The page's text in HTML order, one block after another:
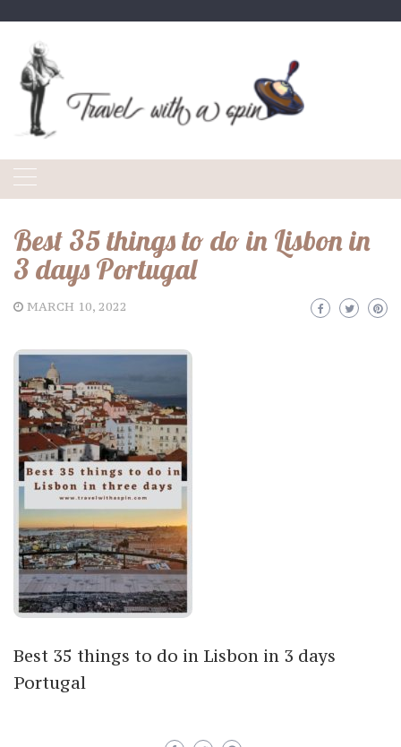
content
Best 35 things to do in Lisbon in
3 days Portugal
MARCH 10, 2022
Best 35 things to do in Lisbon in 3 days
Portugal